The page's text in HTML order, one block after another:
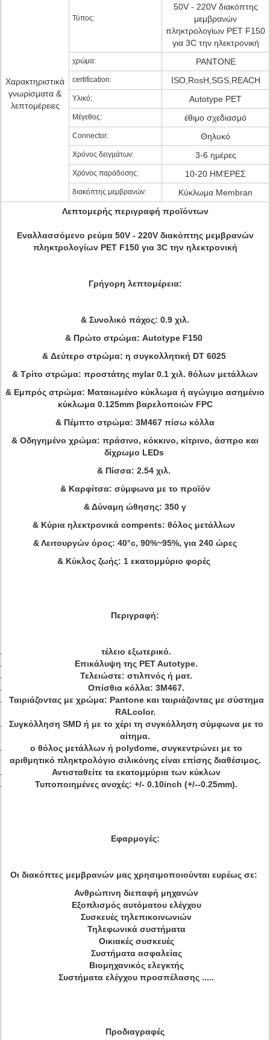
Χαρακτηριστικά
γνωρίσματα &
λεπτομέρειες
Τύπος:
50V - 220V διακόπτης
μεμβρανών
πληκτρολογίων PET F150
για 3C την ηλεκτρονική
χρώμα: PANTONE
certification: ISO,RosH,SGS,REACH
Υλικό: Autotype PET
Μέγεθος: έθιμο σχεδιασμό
Connector: Θηλυκό
Χρόνος δειγμάτων: 3-6 ημέρες
Χρόνος παράδοσης: 10-20 ΗΜΈΡΕΣ
διακόπτης μεμβρανών:
Κύκλωμα Membran
Λεπτομερής περιγραφή προϊόντων
Εναλλασσόμενο ρεύμα 50V - 220V διακόπτης μεμβρανών
πληκτρολογίων PET F150 για 3C την ηλεκτρονική
Γρήγορη λεπτομέρεια:
& Συνολικό πάχος: 0.9 χιλ.
& Πρώτο στρώμα: Autotype F150
& Δεύτερο στρώμα: η συγκολλητική DT 6025
& Τρίτο στρώμα: προστάτης mylar 0.1 χιλ. θόλων μετάλλων
& Εμπρός στρώμα: Ματαιωμένο κύκλωμα ή αγώγιμο ασημένιο
κύκλωμα 0.125mm βαρελοποιών FPC
& Πέμπτο στρώμα: 3M467 πίσω κόλλα
& Οδηγημένο χρώμα: πράσινο, κόκκινο, κίτρινο, άσπρο και
δίχρωμο LEDs
& Πίσσα: 2.54 χιλ.
& Καρφίτσα: σύμφωνα με το προϊόν
& Δύναμη ώθησης: 350 γ
& Κύρια ηλεκτρονικά compents: θόλος μετάλλων
& Λειτουργών όρος: 40°c, 90%~95%, για 240 ώρες
& Κύκλος ζωής: 1 εκατομμύριο φορές
Περιγραφή:
τέλειο εξωτερικό.
Επικάλυψη της PET Autotype.
Τελειώστε: στιλπνός ή ματ.
Οπίσθια κόλλα: 3M467.
Ταιριάζοντας με χρώμα: Pantone και ταιριάζοντας με σύστημα
RALcolor.
Συγκόλληση SMD ή με το χέρι τη συγκόλληση σύμφωνα με το
αίτημα.
ο θόλος μετάλλων ή polydome, συγκεντρώνει με το
αριθμητικό πληκτρολόγιο σιλικόνης είναι επίσης διαθέσιμος.
Αντισταθείτε τα εκατομμύρια των κύκλων
Τυποποιημένες ανοχές: +/- 0.10inch (+/--0.25mm).
Εφαρμογές:
Οι διακόπτες μεμβρανών μας χρησιμοποιούνται ευρέως σε:
Ανθρώπινη διεπαφή μηχανών
Εξοπλισμός αυτόματου ελέγχου
Συσκευές τηλεπικοινωνιών
Τηλεφωνικά συστήματα
Οικιακές συσκευές
Συστήματα ασφαλείας
Βιομηχανικός ελεγκτής
Συστήματα ελέγχου προσπέλασης .....
Προδιαγραφές